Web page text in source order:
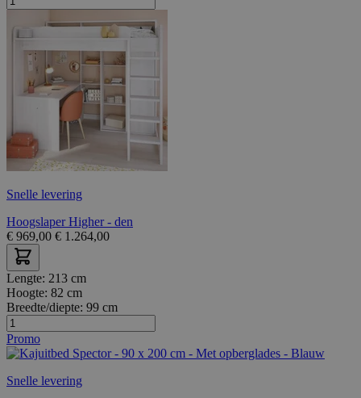
Snelle levering
Hoogslaper Higher - den
€ 969,00 € 1.264,00
Lengte: 213 cm
Hoogte: 82 cm
Breedte/diepte: 99 cm
Promo
Snelle levering